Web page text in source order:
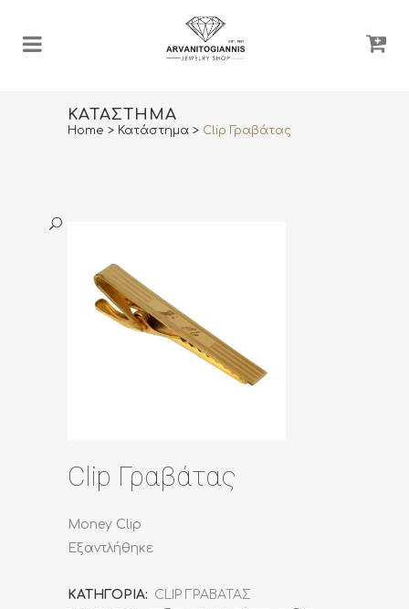
ΚΑΤΆΣΤΗΜΑ
Home > Κατάστημα > Clip Γραβάτας
Clip Γραβάτας
Money Clip
Εξαντλήθηκε
ΚΑΤΗΓΟΡΊΑ: CLIP ΓΡΑΒΑΤΑΣ